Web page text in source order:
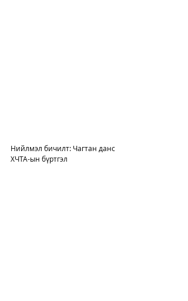
Нийлмэл бичилт: Чагтан данс
ХЧТА-ын бүртгэл